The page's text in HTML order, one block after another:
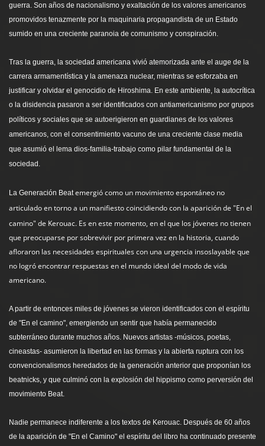
guerra. Son años de nacionalismo y exaltación de los valores americanos
promovidos tenazmente por la maquinaria propagandista de un Estado
sumido en una creciente paranoia de comunismo y conspiración.
Tras la guerra, la sociedad americana vivió atemorizada ante el auge de la
carrera armamentística y la amenaza nuclear, mientras se esforzaba en
justificar y olvidar el genocidio de Hiroshima. En este ambiente, la autocrítica
o la disidencia pasaron a ser identificados con antiamericanismo por grupos
políticos y sociales que se autoerigieron en guardianes de los valores
americanos, con el consentimiento vacuno de una creciente clase media
que asumió el lema dios-familia-trabajo como pilar fundamental de la
sociedad.
La Generación Beatemergió como un movimiento espontáneo no
articulado en torno a un manifiestocoincidiendo con la aparición de "En el
camino" de Kerouac. Es en este momento, en el que los jóvenes no tienen
que preocuparse por sobrevivir por primera vez en la historia, cuando
afloraron las necesidades espirituales con una urgencia insoslayable que
no logró encontrar respuestas en el mundo ideal del modo de vida
americano.
A partir de entonces miles de jóvenes se vieron identificados con el espíritu
de "En el camino", emergiendo un sentir que había permanecido
subterráneo durante muchos años. Nuevos artistas -músicos, poetas,
cineastas- asumieron la libertad en las formas y la abierta ruptura con los
convencionalismos heredados de la generación anterior que proponían los
beatnicks, y que culminó con la explosión del hippismo como perversión del
movimiento Beat.
Nadie permanece indiferente a los textos de Kerouac. Después de 60 años
de la aparición de "En el Camino" el espíritu del libro ha continuado presente